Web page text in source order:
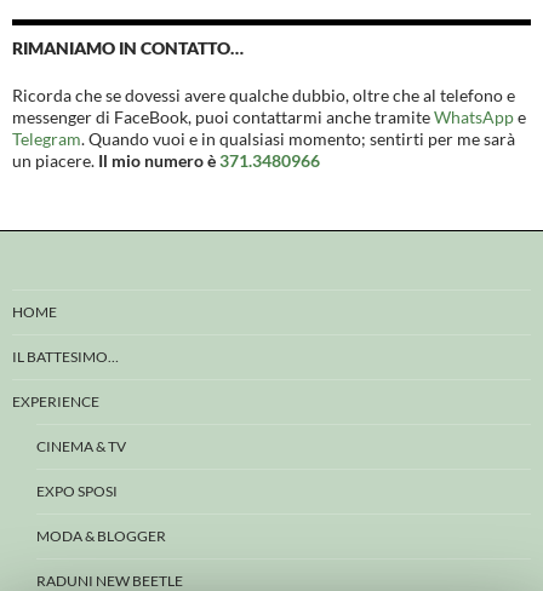
RIMANIAMO IN CONTATTO…
Ricorda che se dovessi avere qualche dubbio, oltre che al telefono e
messenger di FaceBook, puoi contattarmi anche tramiteWhatsAppe
Telegram. Quando vuoi e in qualsiasi momento; sentirti per me sarà
un piacere. Il mio numero è371.3480966
HOME
IL BATTESIMO…
EXPERIENCE
CINEMA & TV
EXPO SPOSI
MODA & BLOGGER
RADUNI NEW BEETLE